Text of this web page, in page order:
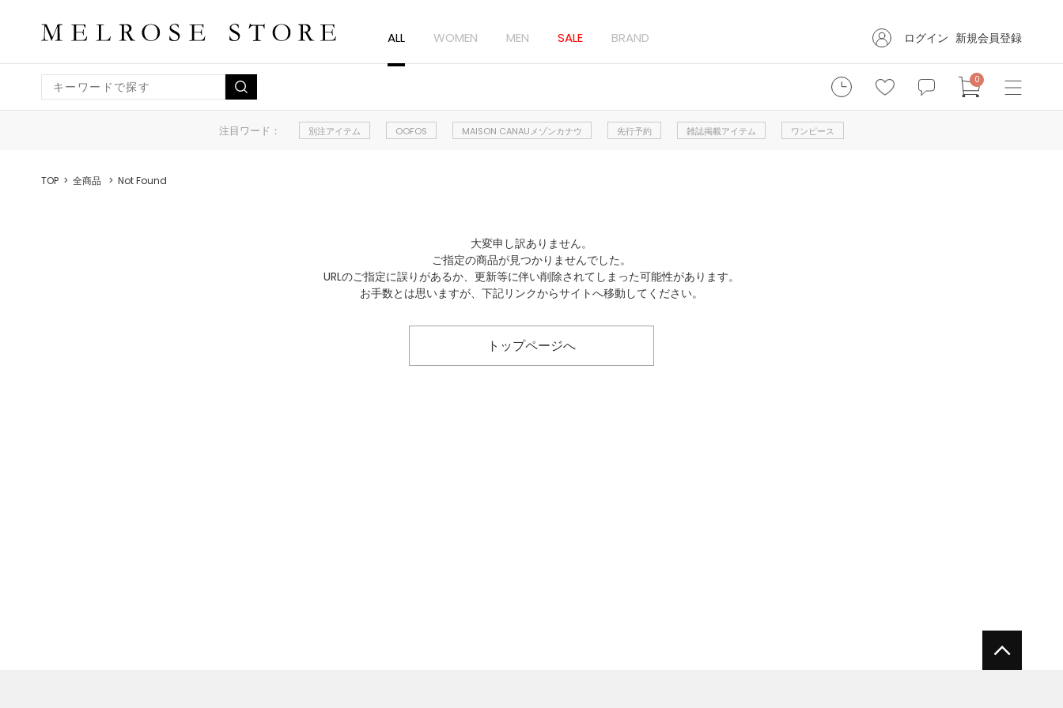
ALL WOMEN MEN SALE BRAND ログイン 新規会員登録
0
注目ワード： 別注アイテム OOFOS MAISON CANAUメゾンカナウ 先行予約 雑誌掲載アイテム ワンピース
TOP 全商品 Not Found
大変申し訳ありません。
ご指定の商品が見つかりませんでした。
URLのご指定に誤りがあるか、更新等に伴い削除されてしまった可能性があります。
お手数とは思いますが、下記リンクからサイトへ移動してください。
トップページへ